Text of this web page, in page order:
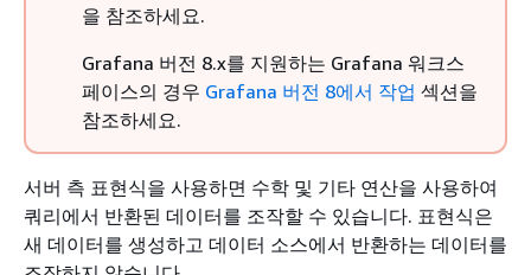
을 참조하세요.
Grafana 버전 8.x를 지원하는 Grafana 워크스
페이스의 경우 Grafana 버전 8에서 작업 섹션을
참조하세요.
서버 측 표현식을 사용하면 수학 및 기타 연산을 사용하여
쿼리에서 반환된 데이터를 조작할 수 있습니다. 표현식은
새 데이터를 생성하고 데이터 소스에서 반환하는 데이터를